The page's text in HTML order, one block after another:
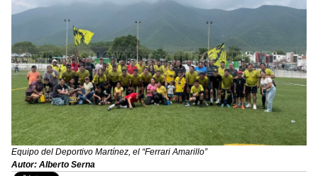
Equipo del Deportivo Martínez, el “Ferrari Amarillo”
Autor: Alberto Serna